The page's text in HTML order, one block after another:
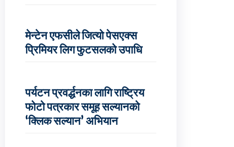
मेन्टेन एफसीले जित्यो पेसएक्स
प्रिमियर लिग फुटसलको उपाधि
पर्यटन प्रवर्द्धनका लागि राष्ट्रिय
फोटो पत्रकार समूह सल्यानको
‘क्लिक सल्यान’ अभियान